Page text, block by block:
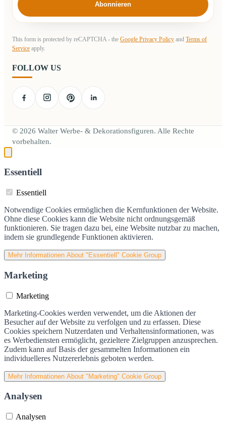
Abonnieren
This form is protected by reCAPTCHA - the Google Privacy Policy and Terms of
Service apply.
FOLLOW US
© 2026 Walter Werbe- & Dekorationsfiguren. Alle Rechte
vorbehalten.
Essentiell
Essentiell
Notwendige Cookies ermöglichen die Kernfunktionen der Website.
Ohne diese Cookies kann die Website nicht ordnungsgemäß
funktionieren. Sie tragen dazu bei, eine Website nutzbar zu machen,
indem sie grundlegende Funktionen aktivieren.
Mehr Informationen About "Essentiell" Cookie Group
Marketing
Marketing
Marketing-Cookies werden verwendet, um die Aktionen der
Besucher auf der Website zu verfolgen und zu erfassen. Diese
Cookies speichern Nutzerdaten und Verhaltensinformationen, was
es Werbediensten ermöglicht, gezieltere Zielgruppen anzusprechen.
Zudem kann auf Basis der gesammelten Informationen ein
individuelleres Nutzererlebnis geboten werden.
Mehr Informationen About "Marketing" Cookie Group
Analysen
Analysen